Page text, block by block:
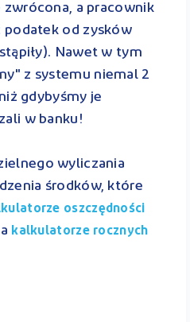
a pracownik
podatek od zysków
Nawet w tym
z systemu niemal 2
gdybyśmy je
w banku!
wyliczania
środków, które
oszczędności
kalkulatorze rocznych